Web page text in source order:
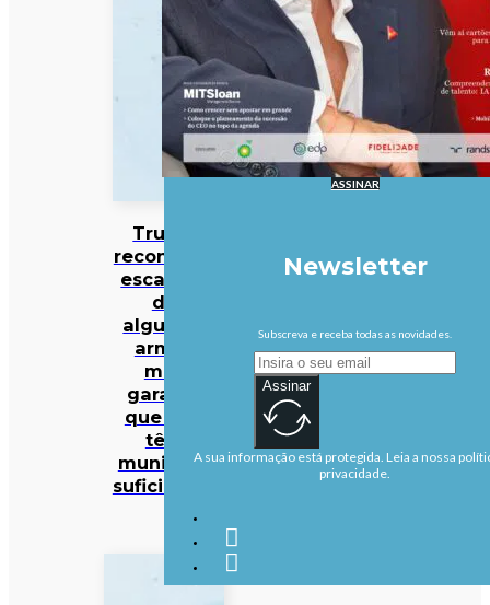
Trump
reconhece
escassez
de
algumas
armas
mas
garante
que EUA
têm
munições
suficientes
ASSINAR
Newsletter
Subscreva e receba todas as novidades.
Assinar
A sua informação está protegida. Leia a nossa
privacidade.